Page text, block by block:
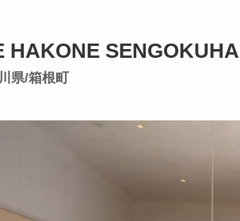
HAKONE
県/箱根町